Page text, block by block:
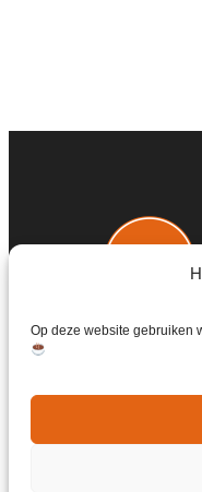
Op deze website gebruiken